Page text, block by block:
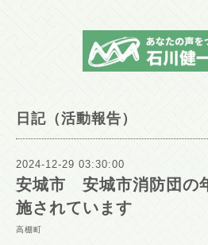
日記（活動報告）
2024-12-29 03:30:00
安城市 安城市消防団の
施されています
高棚町